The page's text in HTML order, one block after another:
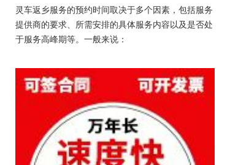
灵车返乡服务的预约时间取决于多个因素，包括服务
提供商的要求、所需安排的具体服务内容以及是否处
于服务高峰期等。一般来说：